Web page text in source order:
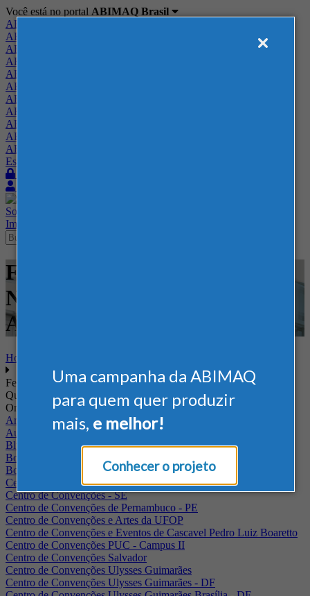
Uma campanha da ABIMAQ
para quem quer produzir
mais, e melhor!
Conhecer o projeto
Você está no portal ABIMAQ Brasil
ABIMAQ Brasil
ABIMAQ Minas Gerais
ABIMAQ Norte-Nordeste
ABIMAQ Paraná
ABIMAQ Piracicaba
ABIMAQ Ribeirão Preto
ABIMAQ Rio de Janeiro
ABIMAQ Rio Grande do Sul
ABIMAQ Santa Catarina
ABIMAQ São Paulo
ABIMAQ Vale do Paraíba
Escritório de Relações Governamentais
Sobre
Imprensa
Feiras - Lima - Peru - Feira
Nacional - Movimentação e
Armazenagem
Home
Feiras
Quando
Onde
Arena Jaguariuna
Auditório Albano Franco - FIEPA
Blumenau - SC
BolognaFiere
Boulevard Olimpico - RJ
Centro Internacional de Convenções do Brasil, em Brasília
Centro de Convenções - SE
Centro de Convenções de Pernambuco - PE
Centro de Convenções e Artes da UFOP
Centro de Convenções e Eventos de Cascavel Pedro Luiz Boaretto
Centro de Convenções PUC - Campus II
Centro de Convenções Salvador
Centro de Convenções Ulysses Guimarães
Centro de Convenções Ulysses Guimarães - DF